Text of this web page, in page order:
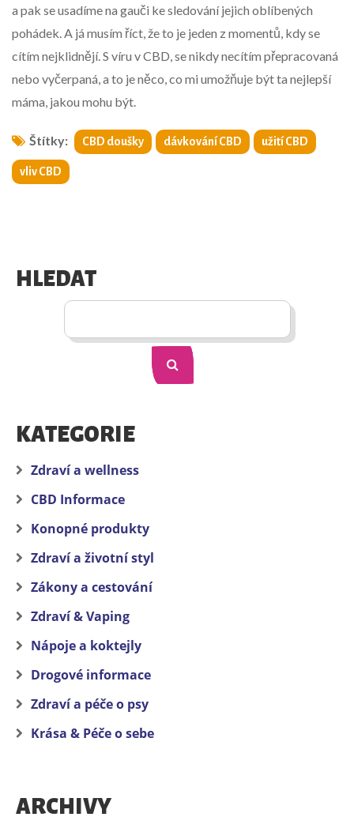
a pak se usadíme na gauči ke sledování jejich oblíbených
pohádek. A já musím říct, že to je jeden z momentů, kdy se
cítím nejklidnějí. S víru v CBD, se nikdy necítím přepracovaná
nebo vyčerpaná, a to je něco, co mi umožňuje být ta nejlepší
máma, jakou mohu být.
Štítky: CBD doušky dávkování CBD užití CBD
vliv CBD
HLEDAT
KATEGORIE
Zdraví a wellness
CBD Informace
Konopné produkty
Zdraví a životní styl
Zákony a cestování
Zdraví & Vaping
Nápoje a koktejly
Drogové informace
Zdraví a péče o psy
Krása & Péče o sebe
ARCHIVY